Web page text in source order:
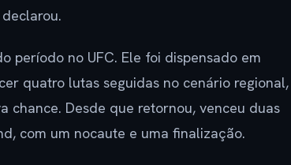
período no UFC. Ele foi dispensado em
quatro lutas seguidas no cenário regional,
chance. Desde que retornou, venceu duas
com um nocaute e uma finalização.